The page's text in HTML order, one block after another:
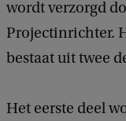
wordt verzorgd
Projectinrichter.
bestaat uit twee
Het eerste deel